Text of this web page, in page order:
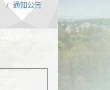
通知公告